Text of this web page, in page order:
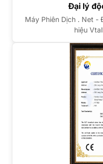
Đại lý
Máy Phiên Dịch . Net -
hiệu